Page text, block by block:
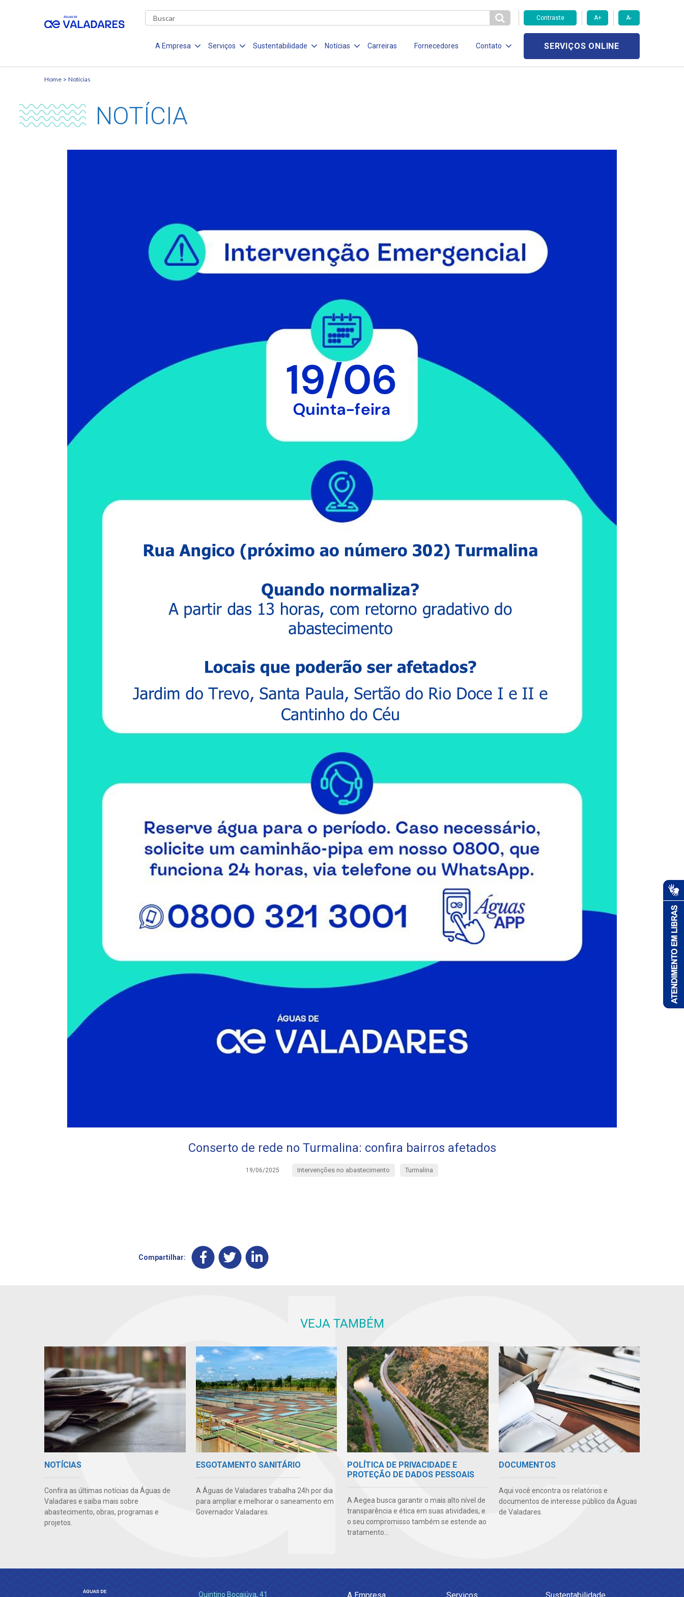
Contraste A+ A-
A Empresa Serviços Sustentabilidade Notícias Carreiras Fornecedores Contato SERVIÇOS ONLINE
Home Notícias
NOTÍCIA
Conserto de rede no Turmalina: confira bairros afetados
19/06/2025 Intervenções no abastecimento Turmalina
Compartilhar:
VEJA TAMBÉM
NOTÍCIAS
Confira as últimas notícias da Águas de
Valadares e saiba mais sobre
abastecimento, obras, programas e
projetos.
ESGOTAMENTO SANITÁRIO
A Águas de Valadares trabalha 24h por dia
para ampliar e melhorar o saneamento em
Governador Valadares.
POLÍTICA DE PRIVACIDADE E
PROTEÇÃO DE DADOS PESSOAIS
A Aegea busca garantir o mais alto nível de
transparência e ética em suas atividades, e
o seu compromisso também se estende ao
tratamento...
DOCUMENTOS
Aqui você encontra os relatórios e
documentos de interesse público da Águas
de Valadares.
Quintino Bocaiúva, 41